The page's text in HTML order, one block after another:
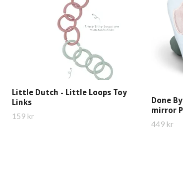
Little Dutch - Little Loops Toy
Links
159 kr
Done
mirror
449 kr